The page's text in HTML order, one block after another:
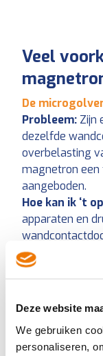
Deze website
We gebruiken
personaliseren,
Veel
De
Probleem: Zijn
dezelfde
overbelasting
magnetron
aangeboden.
Hoe kan ik ‘t
apparaten en
Voedsel wordt
koud (niet
Hoe kan ik ‘t
en ontdooi je